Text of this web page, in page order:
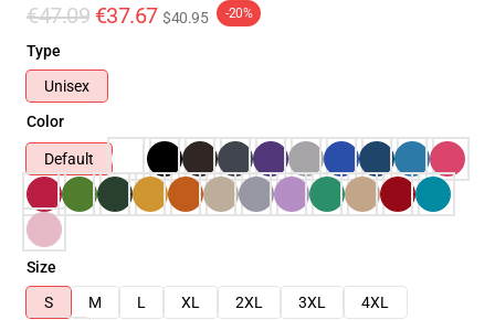
€47.09 €37.67 $40.95 -20%
Type
Unisex
Color
Default
Size
S
M L XL 2XL 3XL
4XL